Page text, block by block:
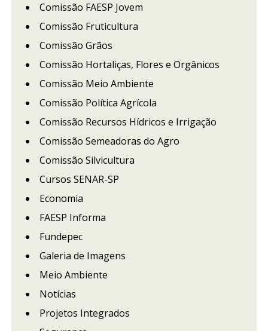
Comissão FAESP Jovem
Comissão Fruticultura
Comissão Grãos
Comissão Hortaliças, Flores e Orgânicos
Comissão Meio Ambiente
Comissão Política Agrícola
Comissão Recursos Hídricos e Irrigação
Comissão Semeadoras do Agro
Comissão Silvicultura
Cursos SENAR-SP
Economia
FAESP Informa
Fundepec
Galeria de Imagens
Meio Ambiente
Notícias
Projetos Integrados